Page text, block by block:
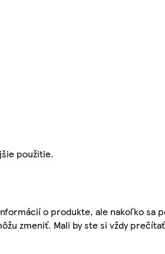
použitie.
o produkte, ale nakoľko sa
zmeniť. Mali by ste si vždy